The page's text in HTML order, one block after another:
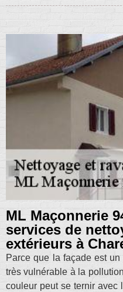
ML Maçonnerie
services de
extérieurs à
Parce que la façade est
très vulnérable à la
couleur peut se ternir avec